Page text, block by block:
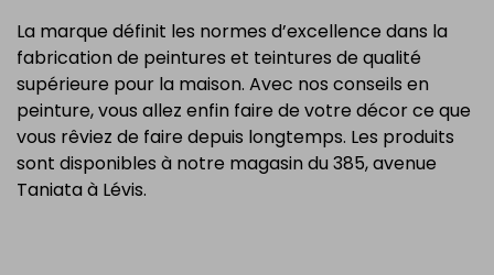
La marque définit les normes d’excellence dans la
fabrication de peintures et teintures de qualité
supérieure pour la maison. Avec nos conseils en
peinture, vous allez enfin faire de votre décor ce que
vous rêviez de faire depuis longtemps. Les produits
sont disponibles à notre magasin du 385, avenue
Taniata à Lévis.